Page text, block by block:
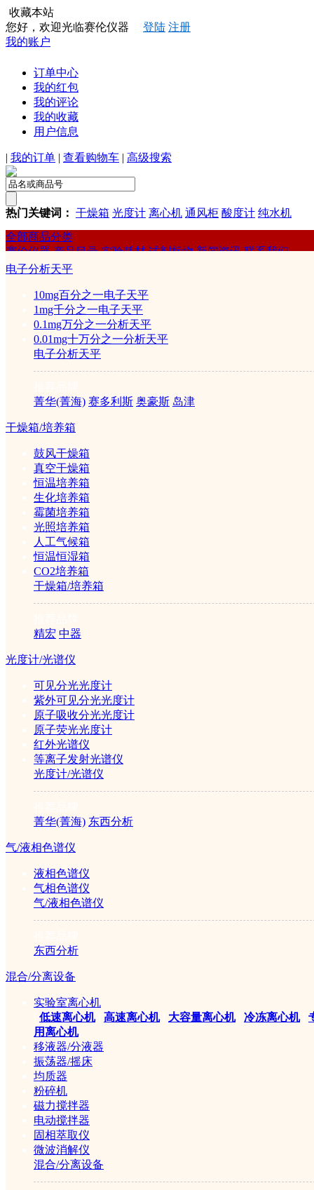
收藏本站
您好，欢迎光临赛伦仪器
登陆 注册
我的账户
订单中心
我的红包
我的评论
我的收藏
用户信息
| 我的订单 | 查看购物车 | 高级搜索
热门关键词： 干燥箱 光度计 离心机 通风柜 酸度计 纯水机
全部商品分类
电子分析天平
10mg百分之一电子天平
1mg千分之一电子天平
0.1mg万分之一分析天平
0.01mg十万分之一分析天平
电子分析天平
菁华(菁海) 赛多利斯 奥豪斯 岛津
干燥箱/培养箱
鼓风干燥箱
真空干燥箱
恒温培养箱
生化培养箱
霉菌培养箱
光照培养箱
人工气候箱
恒温恒湿箱
CO2培养箱
干燥箱/培养箱
精宏 中器
光度计/光谱仪
可见分光光度计
紫外可见分光光度计
原子吸收分光光度计
原子荧光光度计
红外光谱仪
等离子发射光谱仪
光度计/光谱仪
菁华(菁海) 东西分析
气/液相色谱仪
液相色谱仪
气相色谱仪
气/液相色谱仪
东西分析
混合/分离设备
实验室离心机
低速离心机 高速离心机 大容量离心机 冷冻离心机
用离心机
移液器/分液器
振荡器/摇床
均质器
粉碎机
磁力搅拌器
电动搅拌器
固相萃取仪
微波消解仪
混合/分离设备
赛伦仪器产品目录 实验耗材 试剂标物 新闻资讯 联系我们
化学分析仪器
电化学分析仪器
电位滴定仪
离子浓度计
溶解氧测定仪
质谱分析仪器
液质联用仪
气质联用仪
1/1
重新搜索：
公司简介|产品目录|仪器学堂
©2005-2026 赛伦仪器sailun17.com 版权所有
ICP备案证书号:京ICP备14049218号